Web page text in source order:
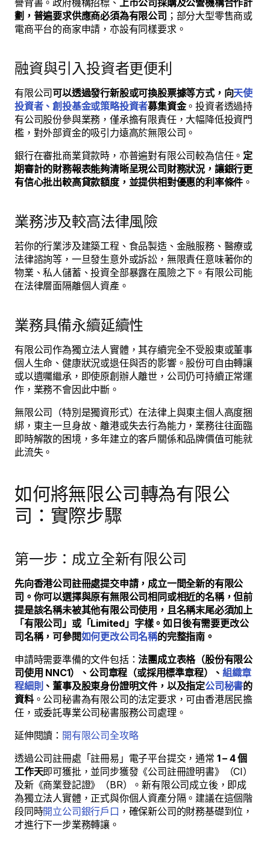
譽背書。政府機構招標、 上市公司採購及公營機構合作計
劃，普遍要求供應商必須為有限公司 ；部分大型零售商或
電商平台的商家申請，亦設有同樣要求。
融資與引入投資者更便利
有限公司可以透過發行新股或可換股票據等方式，向天使
投資者、創投基金或策略投資者募集資金。投資者透過持
有公司股份參與業務，僅承擔有限責任，大幅降低投資門
檻，對外部資金的吸引力遠高於無限公司。
銀行在審批商業貸款時，亦普遍對有限公司較為信任。 定
期審計的財務報表能夠清晰呈現公司財務狀況，讓銀行更
有信心批出較高貸款額度，並提供相對優惠的利率條件 。
業務涉及較高法律風險
若你的行業涉及建築工程、食品製造、金融服務、醫療或
法律諮詢等，一旦發生意外或訴訟，無限責任意味著你的
物業、私人儲蓄、投資全部暴露在風險之下。有限公司能
在法律層面隔離個人資產。
業務具備永續延續性
有限公司作為獨立法人實體，其存續完全不受股東或董事
個人生命、健康狀況或退任與否的影響。股份可自由轉讓
或以遺囑繼承，即使原創辦人離世，公司仍可持續正常運
作，業務不會因此中斷。
無限公司（特別是獨資形式）在法律上與東主個人高度捆
綁，東主一旦身故、離港或失去行為能力，業務往往面臨
即時解散的困境，多年建立的客戶關係和品牌價值可能就
此流失。
如何將無限公司轉為有限公
司：實際步驟
第一步：成立全新有限公司
先向香港公司註冊處提交申請，成立一間全新的有限公
司。你可以選擇與原有無限公司相同或相近的名稱，但前
提是該名稱未被其他有限公司使用，且名稱末尾必須加上
「有限公司」或「Limited」字樣。如日後有需要更改公
司名稱，可參閱如何更改公司名稱的完整指南。
申請時需要準備的文件包括：法團成立表格（股份有限公
司使用 NNC1）、公司章程（或採用標準章程）、組織章
程細則 、董事及股東身份證明文件，以及指定公司秘書的
資料。公司秘書為有限公司的法定要求，可由香港居民擔
任，或委託專業公司秘書服務公司處理。
延伸閱讀： 開有限公司全攻略
透過公司註冊處「註冊易」電子平台提交，通常 1 – 4 個
工作天即可獲批，並同步獲發《公司註冊證明書》（CI）
及新《商業登記證》（BR）。新有限公司成立後，即成
為獨立法人實體，正式與你個人資產分隔。建議在這個階
段同時開立公司銀行戶口 ，確保新公司的財務基礎到位，
才進行下一步業務轉讓。